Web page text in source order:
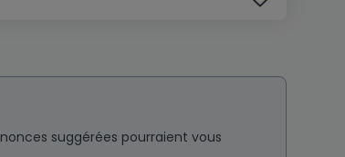
suggérées pourraient vous